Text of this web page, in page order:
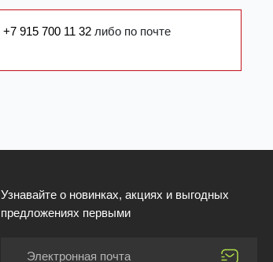
+7 915 700 11 32 либо по почте
Узнавайте о новинках, акциях и выгодных
предложениях первыми